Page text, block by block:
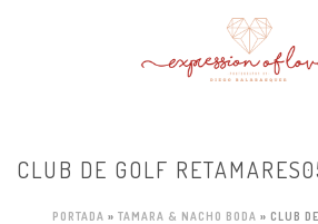
CLUB DE GOLF
PORTADA » TAMARA & NACHO BODA » CLUB